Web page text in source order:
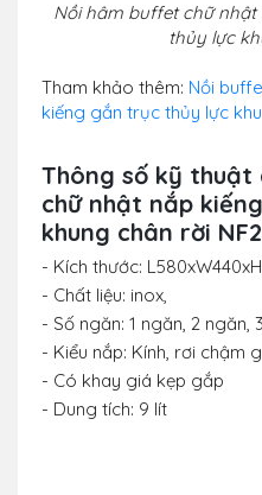
Nồi hâm buffet chữ
thủy lực
Tham khảo thêm: Nồi
kiếng gắn trục thủy lực
Thông số kỹ
chữ nhật nắp
khung chân rời
- Kích thước:
- Chất liệu: inox,
- Số ngăn: 1 ngăn, 2 ngăn,
- Kiểu nắp: Kính, rơi chậm
- Có khay giá kẹp gắp
- Dung tích: 9 lít